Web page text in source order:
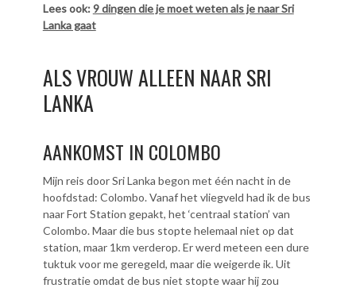
Lees ook:9 dingen die je moet weten als je naar Sri
Lanka gaat
ALS VROUW ALLEEN NAAR SRI
LANKA
AANKOMST IN COLOMBO
Mijn reis door Sri Lanka begon met één nacht in de
hoofdstad: Colombo. Vanaf het vliegveld had ik de bus
naar Fort Station gepakt, het ‘centraal station’ van
Colombo. Maar die bus stopte helemaal niet op dat
station, maar 1km verderop. Er werd meteen een dure
tuktuk voor me geregeld, maar die weigerde ik. Uit
frustratie omdat de bus niet stopte waar hij zou